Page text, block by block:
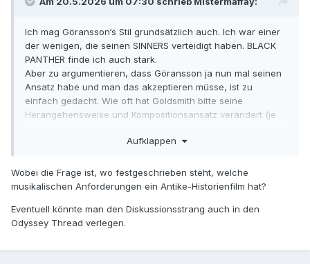
Ich mag Göransson‘s Stil grundsätzlich auch. Ich war einer
der wenigen, die seinen SINNERS verteidigt haben. BLACK
PANTHER finde ich auch stark.
Aber zu argumentieren, dass Göransson ja nun mal seinen
Ansatz habe und man das akzeptieren müsse, ist zu
einfach gedacht. Wie oft hat Goldsmith bitte seine
Herangehensweise und Kompositionsansatz verändert (je
Antike-Historienfilmsanpassen. Wenn er hingegen das
macht was er zuvor schon gemacht hat, wird es eher
schwierig, schätze ich.
Aufklappen
Wobei die Frage ist, wo festgeschrieben steht, welche
musikalischen Anforderungen ein Antike-Historienfilm hat?
Eventuell könnte man den Diskussionsstrang auch in den
Odyssey Thread verlegen.